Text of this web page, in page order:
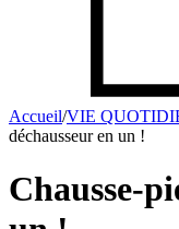
Accueil/VIE
déchausseur en un !
Chausse-